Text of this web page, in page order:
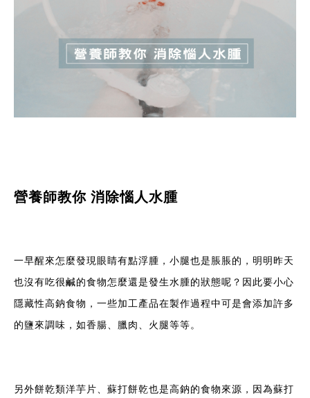
營養師教你 消除惱人水腫
一早醒來怎麼發現眼睛有點浮腫，小腿也是脹脹的，明明昨天
也沒有吃很鹹的食物怎麼還是發生水腫的狀態呢？因此要小心
隱藏性高鈉食物，一些加工產品在製作過程中可是會添加許多
的鹽來調味，如香腸、臘肉、火腿等等。
另外餅乾類洋芋片、蘇打餅乾也是高鈉的食物來源，因為蘇打